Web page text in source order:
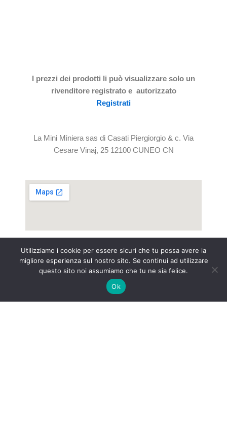
I prezzi dei prodotti li può visualizzare solo un
rivenditore registrato e autorizzato
Registrati
La Mini Miniera sas di Casati Piergiorgio & c. Via
Cesare Vinaj, 25 12100 CUNEO CN
P.I. C.F. IT 00214200040
RNET&Co. Web Agency
Utilizziamo i cookie per essere sicuri che tu possa avere la
migliore esperienza sul nostro sito. Se continui ad utilizzare
questo sito noi assumiamo che tu ne sia felice.
Ok